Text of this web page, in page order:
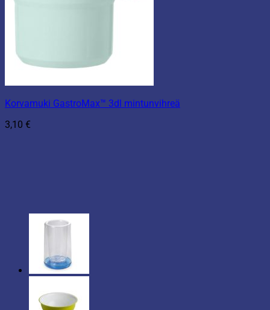
Korvamuki GastroMax™ 3dl mintunvihreä
3,10 €